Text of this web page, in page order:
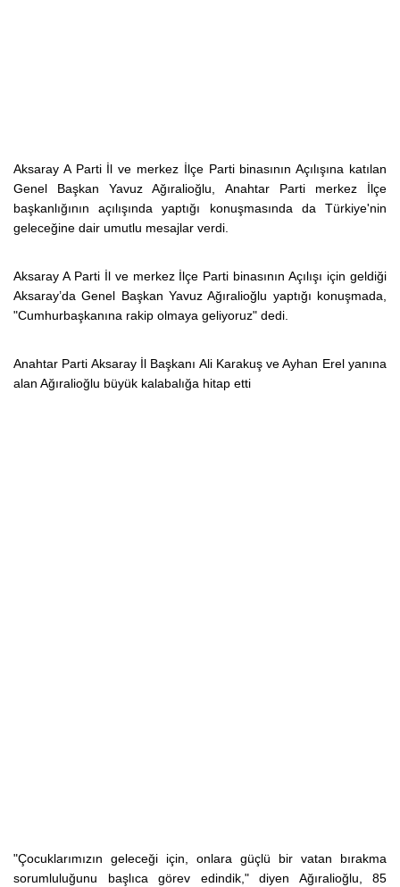
Aksaray A Parti İl ve merkez İlçe Parti binasının Açılışına katılan
Genel Başkan Yavuz Ağıralioğlu, Anahtar Parti merkez İlçe
başkanlığının açılışında yaptığı konuşmasında da Türkiye'nin
geleceğine dair umutlu mesajlar verdi.
Aksaray A Parti İl ve merkez İlçe Parti binasının Açılışı için geldiği
Aksaray’da Genel Başkan Yavuz Ağıralioğlu yaptığı konuşmada,
"Cumhurbaşkanına rakip olmaya geliyoruz" dedi.
Anahtar Parti Aksaray İl Başkanı Ali Karakuş ve Ayhan Erel yanına
alan Ağıralioğlu büyük kalabalığa hitap etti
"Çocuklarımızın geleceği için, onlara güçlü bir vatan bırakma
sorumluluğunu başlıca görev edindik," diyen Ağıralioğlu, 85